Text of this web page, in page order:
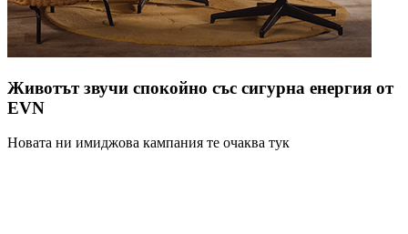
Животът звучи спокойно със сигурна енергия от
EVN
Новата ни имиджова кампания те очаква тук